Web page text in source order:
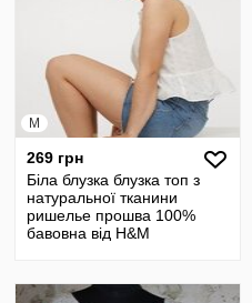
M
269 грн
Біла блузка блузка топ з
натуральної тканини
ришелье прошва 100%
бавовна від H&M